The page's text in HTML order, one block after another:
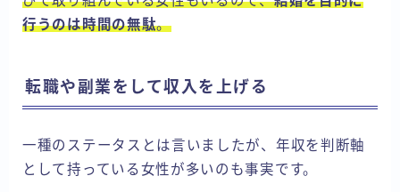
行うのは時間の無駄。
転職や副業をして収入を上げる
一種のステータスとは言いましたが、年収を判断軸
として持っている女性が多いのも事実です。